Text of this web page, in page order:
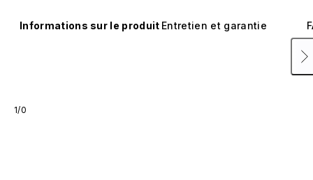
Informations sur le produit Entretien et garantie
1/0